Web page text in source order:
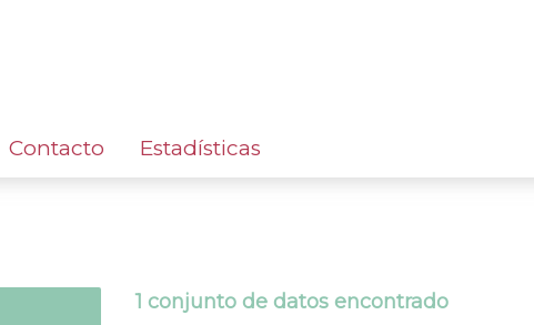
Contacto Estadísticas
1 conjunto de datos encontrado